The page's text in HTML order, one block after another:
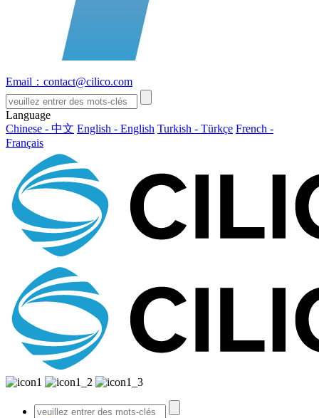
Email：contact@cilico.com
Language
Chinese - 中文 English - English Turkish - Türkçe French -
Français